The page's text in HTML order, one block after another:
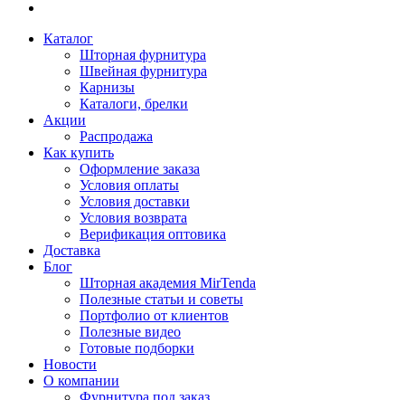
Каталог
Шторная фурнитура
Швейная фурнитура
Карнизы
Каталоги, брелки
Акции
Распродажа
Как купить
Оформление заказа
Условия оплаты
Условия доставки
Условия возврата
Верификация оптовика
Доставка
Блог
Шторная академия MirTenda
Полезные статьи и советы
Портфолио от клиентов
Полезные видео
Готовые подборки
Новости
О компании
Фурнитура под заказ